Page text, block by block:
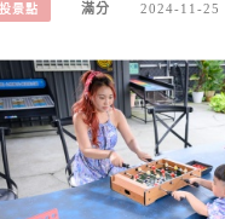
景點 滿分 2024-11-25